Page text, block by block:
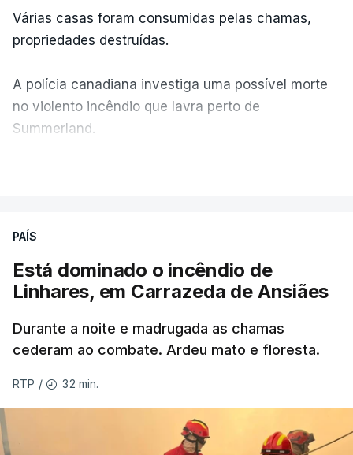
Várias casas foram consumidas pelas chamas,
propriedades destruídas.
A polícia canadiana investiga uma possível morte
no violento incêndio que lavra perto de
Summerland.
ERRO100
ERROR ON HTML5 MEDIA ELEMENT
ESTE CONTEÚDO ESTÁ NESTE
MOMENTO INDISPONÍVEL
PAÍS
Está dominado o incêndio de
Linhares, em Carrazeda de Ansiães
Durante a noite e madrugada as chamas
cederam ao combate. Ardeu mato e floresta.
RTP / 32 min.